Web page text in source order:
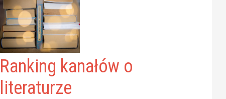
Ranking kanałów o
literaturze